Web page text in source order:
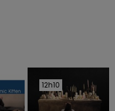
12h10
12h10